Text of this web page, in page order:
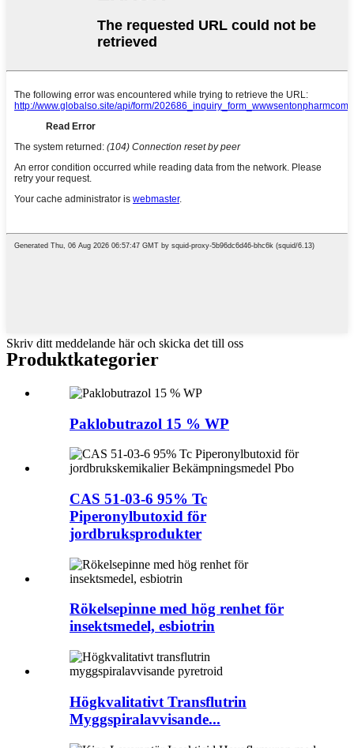
Skriv ditt meddelande här och skicka det till oss
Produktkategorier
Paklobutrazol 15 % WP
CAS 51-03-6 95% Tc
Piperonylbutoxid för
jordbruksprodukter
Rökelsepinne med hög renhet för
insektsmedel, esbiotrin
Högkvalitativt Transflutrin
Myggspiralavvisande...